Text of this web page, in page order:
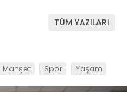
TÜM YAZILARI
Manşet Spor Yaşam